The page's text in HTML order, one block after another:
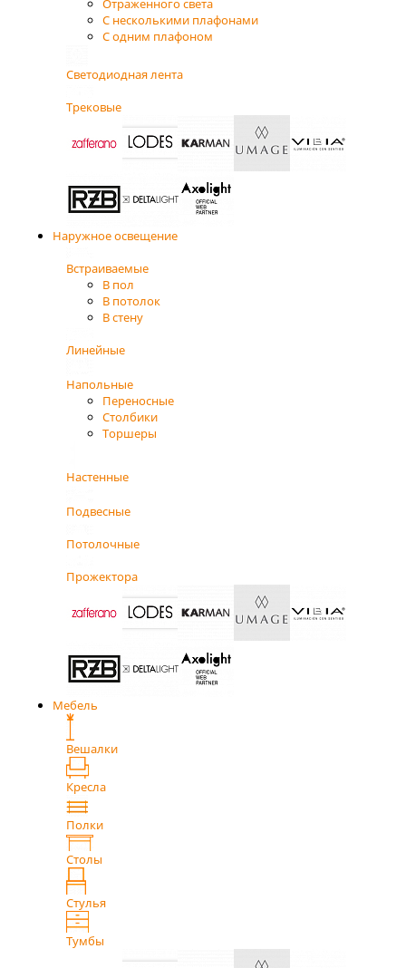
С несколькими плафонами
С одним плафоном
Светодиодная лента
Трековые
Наружное освещение
Встраиваемые
В пол
В потолок
В стену
Линейные
Напольные
Переносные
Столбики
Торшеры
Настенные
Подвесные
Потолочные
Прожектора
Мебель
Вешалки
Кресла
Полки
Столы
Стулья
Тумбы